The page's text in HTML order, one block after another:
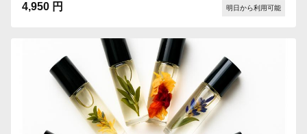
4,950 円 明日から利用可能